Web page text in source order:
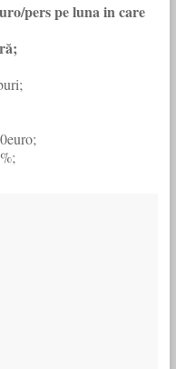
pers pe luna in care